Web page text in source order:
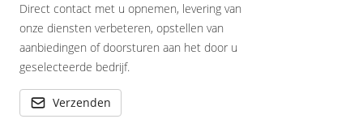
Direct contact met u opnemen, levering van
onze diensten verbeteren, opstellen van
aanbiedingen of doorsturen aan het door u
geselecteerde bedrijf.
Verzenden